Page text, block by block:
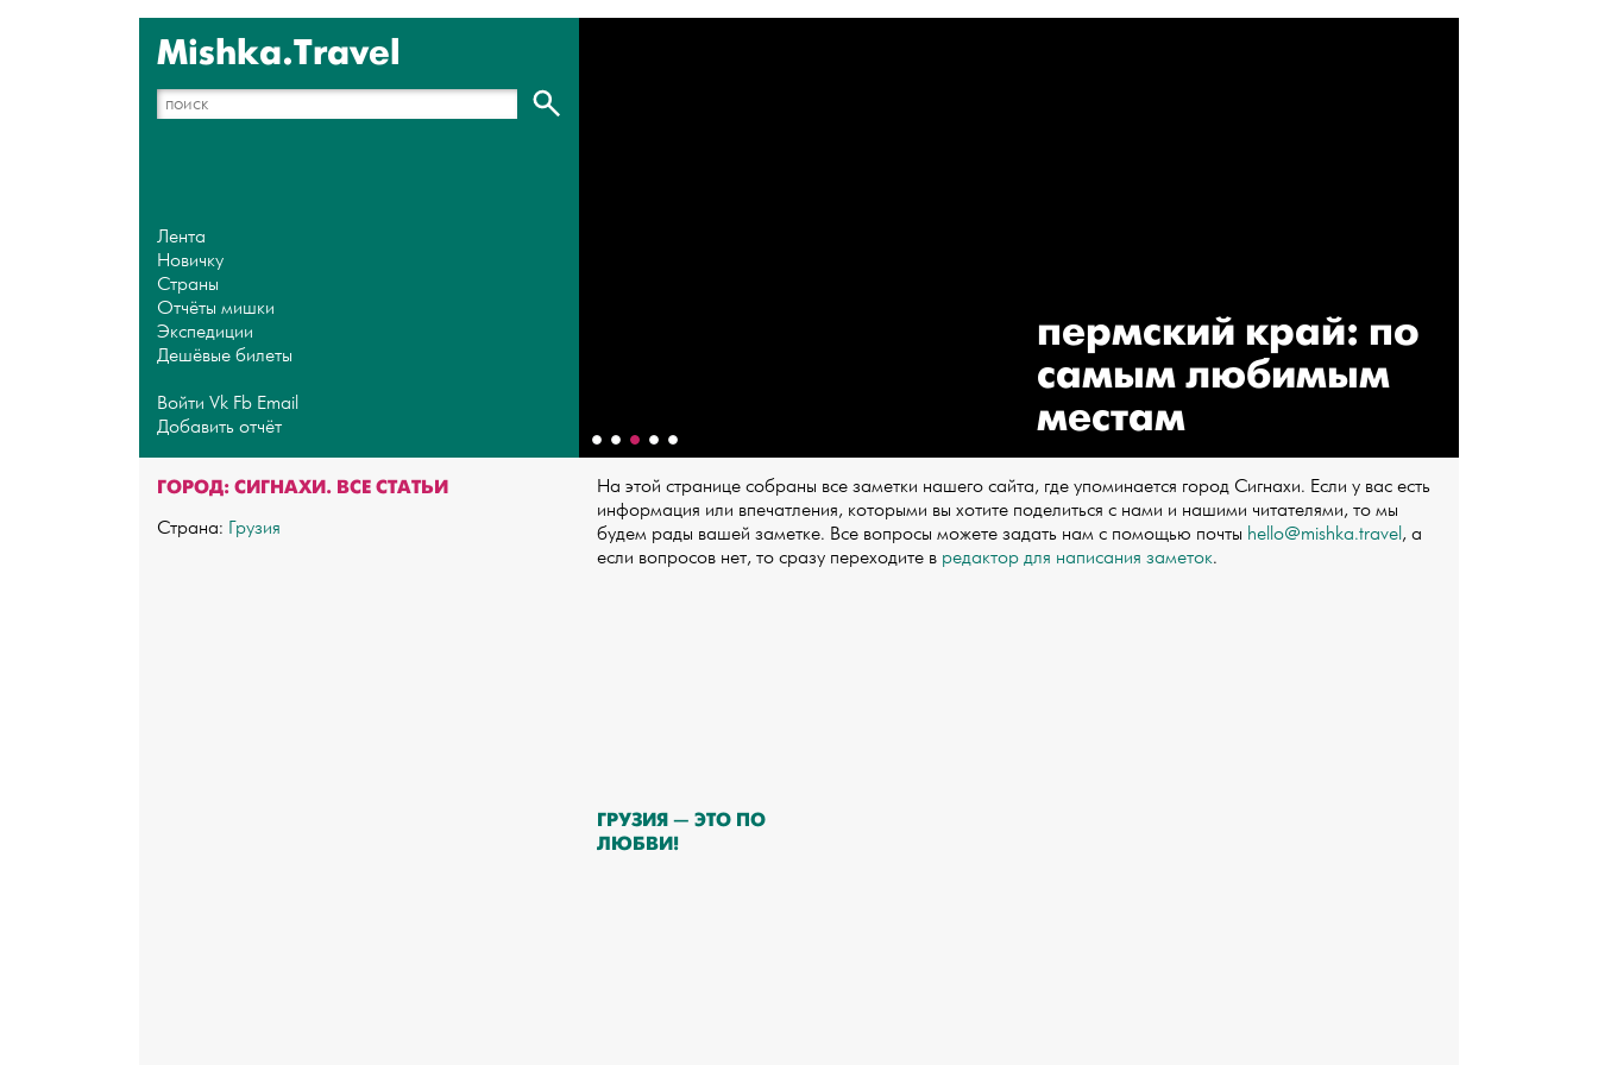
Mishka.Travel
Лента
Новичку
Страны
Отчёты мишки
Экспедиции
Дешёвые билеты
Войти Vk Fb Email
Добавить отчёт
пермский край: по
самым любимым
местам
ГОРОД: СИГНАХИ. ВСЕ СТАТЬИ
Страна: Грузия
На этой странице собраны все заметки нашего сайта, где упоминается город Сигнахи. Если у вас есть
информация или впечатления, которыми вы хотите поделиться с нами и нашими читателями, то мы
будем рады вашей заметке. Все вопросы можете задать нам с помощью почты hello@mishka.travel, а
если вопросов нет, то сразу переходите в редактор для написания заметок.
ГРУЗИЯ — ЭТО ПО
ЛЮБВИ!